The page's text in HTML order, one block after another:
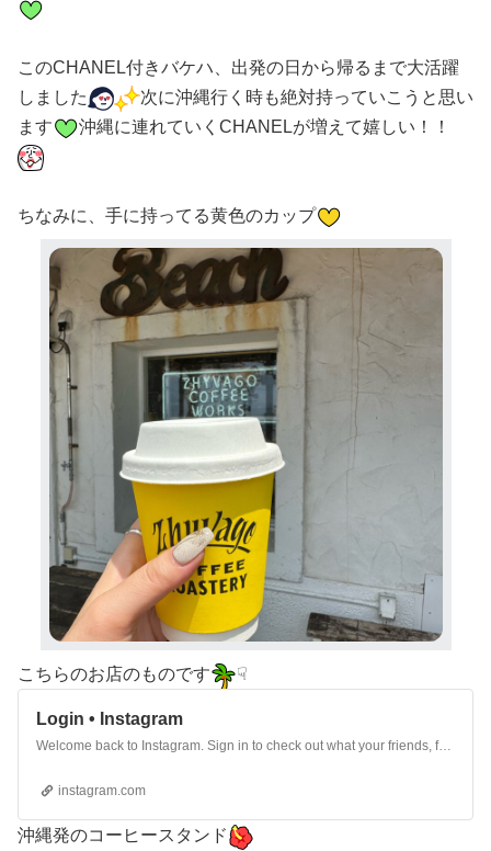
このCHANEL付きバケハ、出発の日から帰るまで大活躍
しました
次に沖縄行く時も絶対持っていこうと思い
ます
沖縄に連れていくCHANELが増えて嬉しい！！
ちなみに、手に持ってる黄色のカップ
こちらのお店のものです ☟
Login • Instagram
Welcome back to Instagram. Sign in to check out what your friends, family & interests have been capturing & sharing around the world.
instagram.com
沖縄発のコーヒースタンド